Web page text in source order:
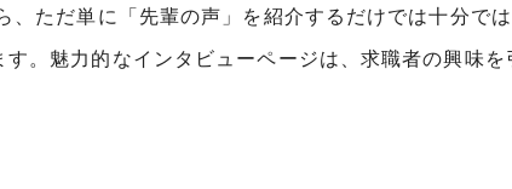
、ただ単に「先輩の声」を紹介するだけでは十分で
す。魅力的なインタビューページは、求職者の興味